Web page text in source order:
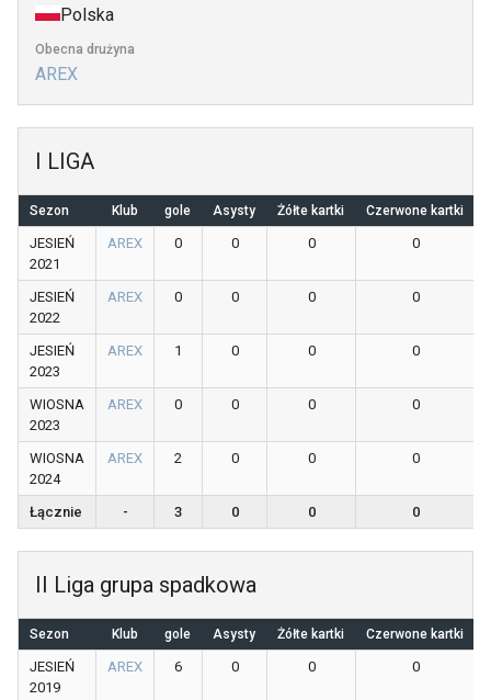
Polska
Obecna drużyna
AREX
I LIGA
Sezon Klub gole Asysty Żółte kartki Czerwone kartki
JESIEŃ
2021
AREX 0 0 0 0
JESIEŃ
2022
AREX 0 0 0 0
JESIEŃ
2023
AREX 1 0 0 0
WIOSNA
2023
AREX 0 0 0 0
WIOSNA
2024
AREX 2 0 0 0
Łącznie - 3 0 0 0
II Liga grupa spadkowa
Sezon Klub gole Asysty Żółte kartki Czerwone kartki
JESIEŃ
2019
AREX 6 0 0 0